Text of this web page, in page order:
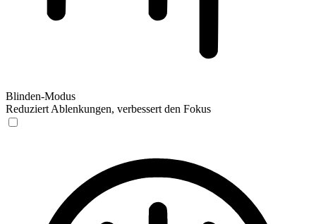
Blinden-Modus
Reduziert Ablenkungen, verbessert den Fokus